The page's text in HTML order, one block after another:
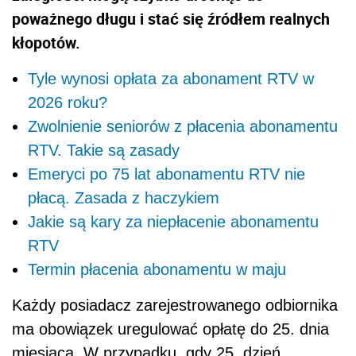
poważnego długu i stać się źródłem realnych
kłopotów.
Tyle wynosi opłata za abonament RTV w
2026 roku?
Zwolnienie seniorów z płacenia abonamentu
RTV. Takie są zasady
Emeryci po 75 lat abonamentu RTV nie
płacą. Zasada z haczykiem
Jakie są kary za niepłacenie abonamentu
RTV
Termin płacenia abonamentu w maju
Każdy posiadacz zarejestrowanego odbiornika
ma obowiązek uregulować opłatę do 25. dnia